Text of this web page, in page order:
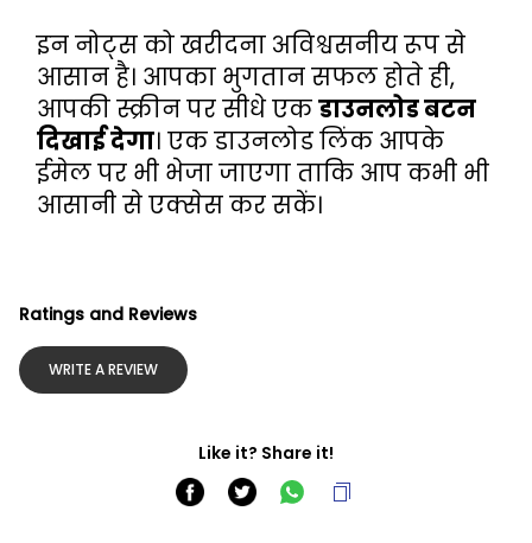
इन नोट्स को खरीदना अविश्वसनीय रूप से
आसान है। आपका भुगतान सफल होते ही,
आपकी स्क्रीन पर सीधे एक डाउनलोड बटन
दिखाई देगा। एक डाउनलोड लिंक आपके
ईमेल पर भी भेजा जाएगा ताकि आप कभी भी
आसानी से एक्सेस कर सकें।
Ratings and Reviews
WRITE A REVIEW
Like it? Share it!